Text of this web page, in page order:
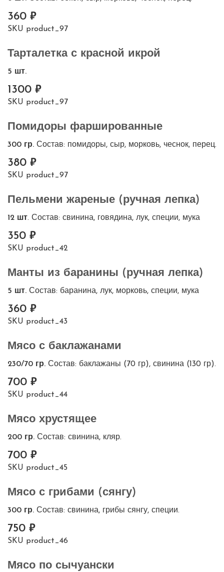
360
SKU product_97
Тарталетка с красной икрой
5 шт.
1300
SKU product_97
Помидоры фаршированные
300 гр. Состав: помидоры, сыр, морковь, чеснок, перец.
380
SKU product_97
Пельмени жареные (ручная лепка)
12 шт. Состав: свинина, говядина, лук, специи, мука
350
SKU product_42
Манты из баранины (ручная лепка)
5 шт. Состав: баранина, лук, морковь, специи, мука
360
SKU product_43
Мясо с баклажанами
230/70 гр. Состав: баклажаны (70 гр), свинина (130 гр).
700
SKU product_44
Мясо хрустящее
200 гр. Состав: свинина, кляр.
700
SKU product_45
Мясо с грибами (сянгу)
300 гр. Состав: свинина, грибы сянгу, специи.
750
SKU product_46
Мясо по сычуански